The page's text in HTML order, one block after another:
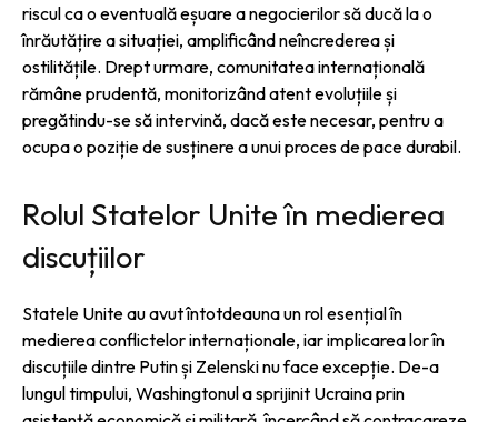
riscul ca o eventuală eșuare a negocierilor să ducă la o
înrăutățire a situației, amplificând neîncrederea și
ostilitățile. Drept urmare, comunitatea internațională
rămâne prudentă, monitorizând atent evoluțiile și
pregătindu-se să intervină, dacă este necesar, pentru a
ocupa o poziție de susținere a unui proces de pace durabil.
Rolul Statelor Unite în medierea
discuțiilor
Statele Unite au avut întotdeauna un rol esențial în
medierea conflictelor internaționale, iar implicarea lor în
discuțiile dintre Putin și Zelenski nu face excepție. De-a
lungul timpului, Washingtonul a sprijinit Ucraina prin